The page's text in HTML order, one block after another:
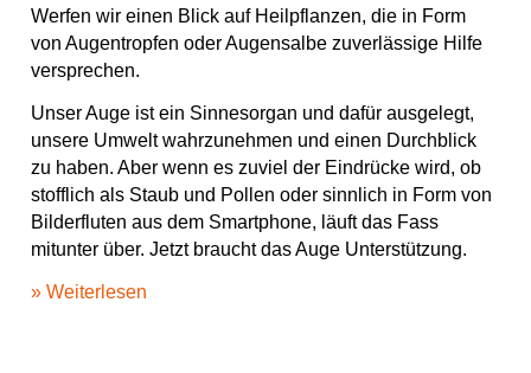
Werfen wir einen Blick auf Heilpflanzen, die in Form
von Augentropfen oder Augensalbe zuverlässige Hilfe
versprechen.
Unser Auge ist ein Sinnesorgan und dafür ausgelegt,
unsere Umwelt wahrzunehmen und einen Durchblick
zu haben. Aber wenn es zuviel der Eindrücke wird, ob
stofflich als Staub und Pollen oder sinnlich in Form von
Bilderfluten aus dem Smartphone, läuft das Fass
mitunter über. Jetzt braucht das Auge Unterstützung.
» Weiterlesen